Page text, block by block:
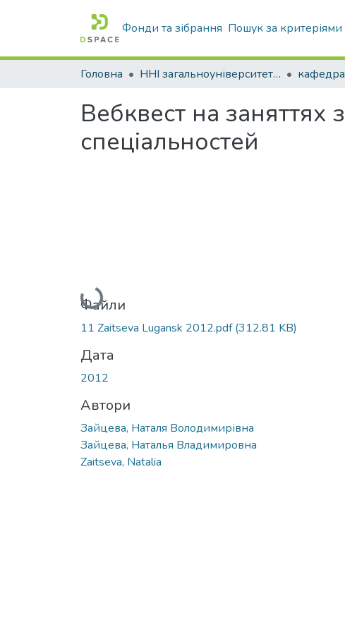
Фонди та зібрання Пошук за критеріями
Головна ННІ загальноуніверситетської підготовки
Вебквест на заняттях
спеціальностей
Вантажиться...
Файли
11 Zaitseva Lugansk 2012.pdf(312.81 KB)
Дата
2012
Автори
Зайцева, Наталя Володимирівна
Зайцева, Наталья Владимировна
Zaitseva, Natalia